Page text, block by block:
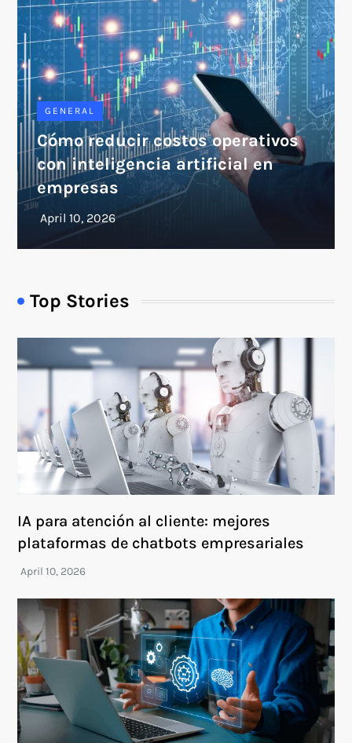
GENERAL
Cómo reducir costos operativos
con inteligencia artificial en
empresas
Top Stories
IA para atención al cliente: mejores
plataformas de chatbots empresariales